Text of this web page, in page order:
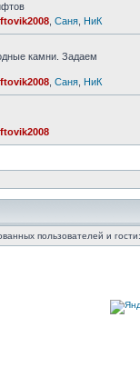
Саня НиК
камни. Задаем
Саня НиК
пользователей и